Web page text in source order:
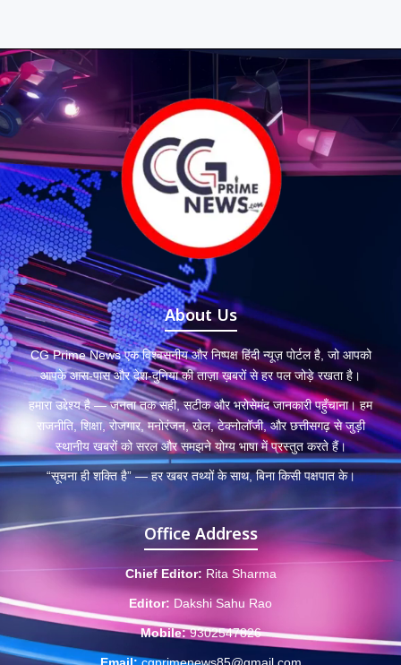
About Us
CG Prime News एक विश्वसनीय और निष्पक्ष हिंदी न्यूज़ पोर्टल है, जो आपको
आपके आस-पास और देश-दुनिया की ताज़ा ख़बरों से हर पल जोड़े रखता है।
हमारा उद्देश्य है — जनता तक सही, सटीक और भरोसेमंद जानकारी पहुँचाना। हम
राजनीति, शिक्षा, रोजगार, मनोरंजन, खेल, टेक्नोलॉजी, और छत्तीसगढ़ से जुड़ी
स्थानीय खबरों को सरल और समझने योग्य भाषा में प्रस्तुत करते हैं।
“सूचना ही शक्ति है” — हर खबर तथ्यों के साथ, बिना किसी पक्षपात के।
Office Address
Chief Editor: Rita Sharma
Editor: Dakshi Sahu Rao
Mobile: 9302547826